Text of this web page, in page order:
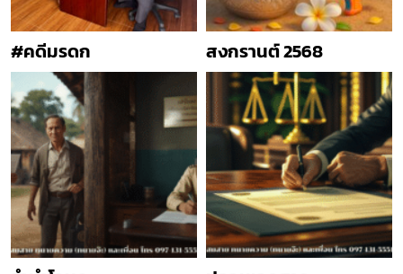
#คดีมรดก สงกรานต์ 2568